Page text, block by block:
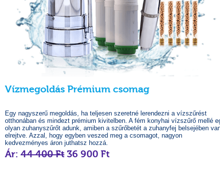
Vízmegoldás Prémium csomag
Egy nagyszerű megoldás, ha teljesen szeretné lerendezni a vízszűrést
otthonában és mindezt prémium kivitelben. A fém konyhai vízszűrő mellé
olyan zuhanyszűrőt adunk, amiben a szűrőbetét a zuhanyfej belsejében
elrejtve. Azzal, hogy egyben veszed meg a csomagot, nagyon
kedvezményes áron juthatsz hozzá.
Ár: 44 400 Ft 36 900 Ft